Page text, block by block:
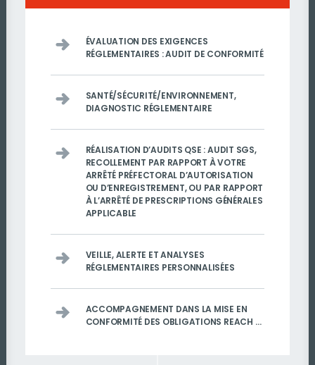
ÉVALUATION DES EXIGENCES
RÉGLEMENTAIRES : AUDIT DE CONFORMITÉ
SANTÉ/SÉCURITÉ/ENVIRONNEMENT,
DIAGNOSTIC RÉGLEMENTAIRE
RÉALISATION D’AUDITS QSE : AUDIT SGS,
RECOLLEMENT PAR RAPPORT À VOTRE
ARRÊTÉ PRÉFECTORAL D’AUTORISATION
OU D’ENREGISTREMENT, OU PAR RAPPORT
À L’ARRÊTÉ DE PRESCRIPTIONS GÉNÉRALES
APPLICABLE
VEILLE, ALERTE ET ANALYSES
RÉGLEMENTAIRES PERSONNALISÉES
ACCOMPAGNEMENT DANS LA MISE EN
CONFORMITÉ DES OBLIGATIONS REACH …